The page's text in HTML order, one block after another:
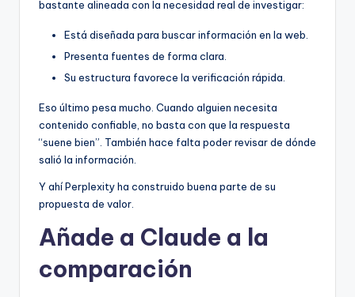
bastante alineada con la necesidad real de investigar:
Está diseñada para buscar información en la web.
Presenta fuentes de forma clara.
Su estructura favorece la verificación rápida.
Eso último pesa mucho. Cuando alguien necesita
contenido confiable, no basta con que la respuesta
“suene bien”. También hace falta poder revisar de dónde
salió la información.
Y ahí Perplexity ha construido buena parte de su
propuesta de valor.
Añade a Claude a la
comparación